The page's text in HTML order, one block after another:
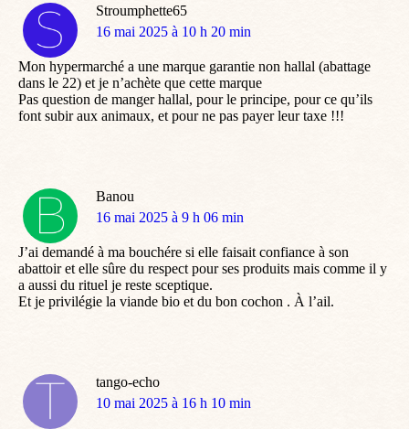
Stroumphette65
dit
16 mai 2025 à 10 h 20 min
Mon hypermarché a une marque garantie non hallal (abattage
dans le 22) et je n’achète que cette marque
Pas question de manger hallal, pour le principe, pour ce qu’ils
font subir aux animaux, et pour ne pas payer leur taxe !!!
Banou
dit
16 mai 2025 à 9 h 06 min
J’ai demandé à ma bouchére si elle faisait confiance à son
abattoir et elle sûre du respect pour ses produits mais comme il y
a aussi du rituel je reste sceptique.
Et je privilégie la viande bio et du bon cochon . À l’ail.
tango-echo
dit
10 mai 2025 à 16 h 10 min